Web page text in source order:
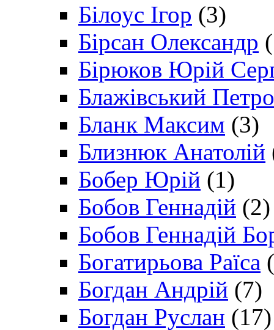
Білоус Ігор (3)
Бірсан Олександр
Бірюков Юрій
Блажівський Петро
Бланк Максим (3)
Близнюк Анатолій
Бобер Юрій (1)
Бобов Геннадій (2)
Бобов Геннадій
Богатирьова Раїса
Богдан Андрій (7)
Богдан Руслан (17)